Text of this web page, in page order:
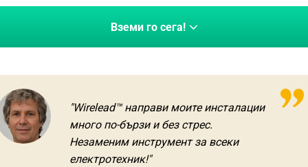
Вземи го сега!
"Wirelead™ направи моите инсталации
много по-бързи и без стрес.
Незаменим инструмент за всеки
електротехник!"